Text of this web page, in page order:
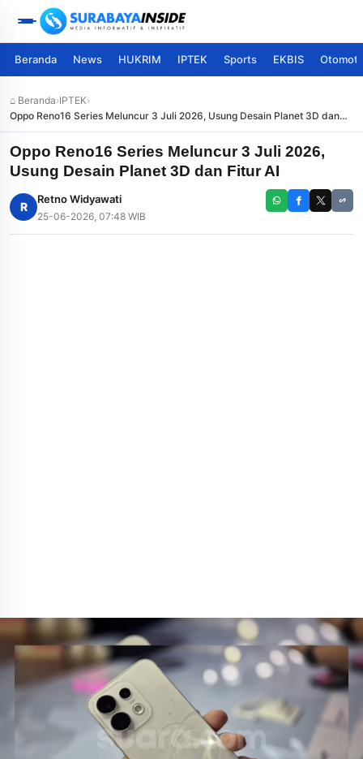
Beranda News HUKRIM IPTEK Sports EKBIS
⌂ Beranda›IPTEK›
Oppo Reno16 Series Meluncur 3 Juli 2026, Usung Desain Planet 3D dan
Fitur AI
Oppo Reno16 Series Meluncur 3 Juli 2026,
Usung Desain Planet 3D dan Fitur AI
R
Retno Widyawati
25-06-2026, 07:48 WIB